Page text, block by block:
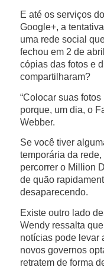
E até os serviços
Google+, a
uma rede social
fechou em 2 de
cópias das fotos e
compartilharam?
“Colocar suas
porque, um dia, o
Webber.
Se você tiver
temporária da
percorrer o Million
de quão
desaparecendo.
Existe outro lado
Wendy ressalta
notícias pode levar
novos governos
retratem de forma